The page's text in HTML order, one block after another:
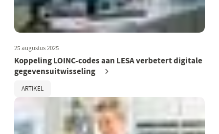
25 augustus 2025
Koppeling LOINC-codes aan LESA verbetert digitale
gegevensuitwisseling
ARTIKEL